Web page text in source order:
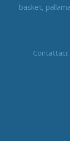
basket,
Contattaci: